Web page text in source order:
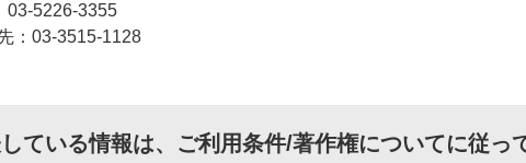
03-5226-3355
：03-3515-1128
ている情報は、 ご利用条件/著作権についてに従っ